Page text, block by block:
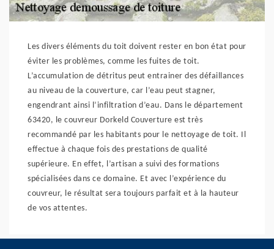
Les divers éléments du toit doivent rester en bon état pour
éviter les problèmes, comme les fuites de toit.
L’accumulation de détritus peut entrainer des défaillances
au niveau de la couverture, car l’eau peut stagner,
engendrant ainsi l’infiltration d’eau. Dans le département
63420, le couvreur Dorkeld Couverture est très
recommandé par les habitants pour le nettoyage de toit. Il
effectue à chaque fois des prestations de qualité
supérieure. En effet, l’artisan a suivi des formations
spécialisées dans ce domaine. Et avec l’expérience du
couvreur, le résultat sera toujours parfait et à la hauteur
de vos attentes.